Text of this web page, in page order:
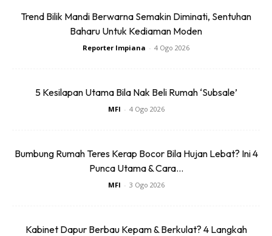
Anantha lagi tanpa berahsia.
Trend Bilik Mandi Berwarna Semakin Diminati, Sentuhan
Baharu Untuk Kediaman Moden
Reporter Impiana - 4 Ogo 2026
5 Kesilapan Utama Bila Nak Beli Rumah ‘Subsale’
MFI - 4 Ogo 2026
Bumbung Rumah Teres Kerap Bocor Bila Hujan Lebat? Ini 4
Punca Utama & Cara...
MFI - 3 Ogo 2026
Kabinet Dapur Berbau Kepam & Berkulat? 4 Langkah